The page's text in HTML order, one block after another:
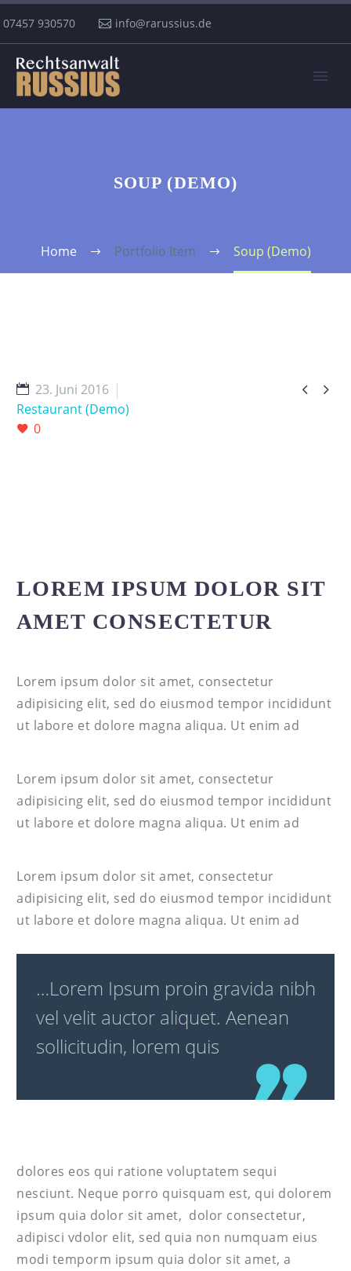
07457 930570 info@rarussius.de
SOUP (DEMO)
Home Portfolio Item Soup (Demo)
 
23. Juni 2016
Restaurant (Demo)
0
LOREM IPSUM DOLOR SIT
AMET CONSECTETUR
Lorem ipsum dolor sit amet, consectetur
adipisicing elit, sed do eiusmod tempor incididunt
ut labore et dolore magna aliqua. Ut enim ad
Lorem ipsum dolor sit amet, consectetur
adipisicing elit, sed do eiusmod tempor incididunt
ut labore et dolore magna aliqua. Ut enim ad
Lorem ipsum dolor sit amet, consectetur
adipisicing elit, sed do eiusmod tempor incididunt
ut labore et dolore magna aliqua. Ut enim ad
…Lorem Ipsum proin gravida nibh
vel velit auctor aliquet. Aenean
sollicitudin, lorem quis
dolores eos qui ratione voluptatem sequi
nesciunt. Neque porro quisquam est, qui dolorem
ipsum quia dolor sit amet, dolor consectetur,
adipisci vdolor elit, sed quia non numquam eius
modi temporm ipsum quia dolor sit amet, a